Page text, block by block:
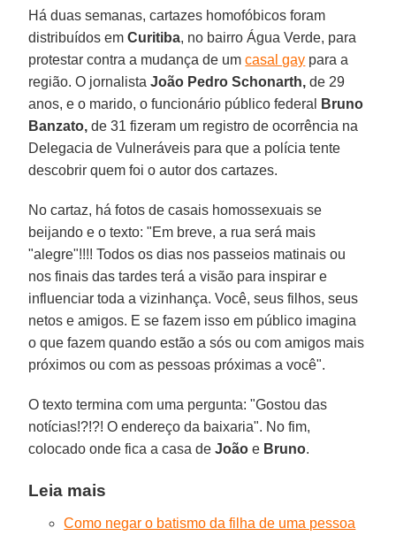
Há duas semanas, cartazes homofóbicos foram
distribuídos emCuritiba, no bairro Água Verde, para
protestar contra a mudança de umcasal gay para a
região. O jornalistaJoão Pedro Schonarth, de 29
anos, e o marido, o funcionário público federal
Bruno
Banzato, de 31 fizeram um registro de ocorrência na
Delegacia de Vulneráveis para que a polícia tente
descobrir quem foi o autor dos cartazes.
No cartaz, há fotos de casais homossexuais se
beijando e o texto: "Em breve, a rua será mais
"alegre"!!!! Todos os dias nos passeios matinais ou
nos finais das tardes terá a visão para inspirar e
influenciar toda a vizinhança. Você, seus filhos, seus
netos e amigos. E se fazem isso em público imagina
o que fazem quando estão a sós ou com amigos mais
próximos ou com as pessoas próximas a você".
O texto termina com uma pergunta: "Gostou das
notícias!?!?! O endereço da baixaria". No fim,
colocado onde fica a casa deJoão e Bruno.
Leia mais
Como negar o batismo da filha de uma pessoa